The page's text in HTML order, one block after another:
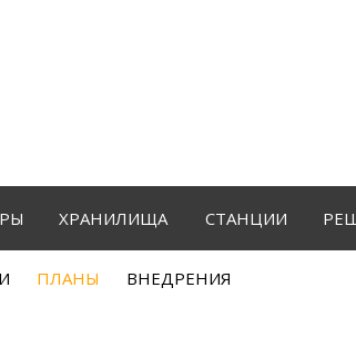
ХРАНИЛИЩА СТАНЦИИ
ПЛАНЫ ВНЕДРЕНИЯ